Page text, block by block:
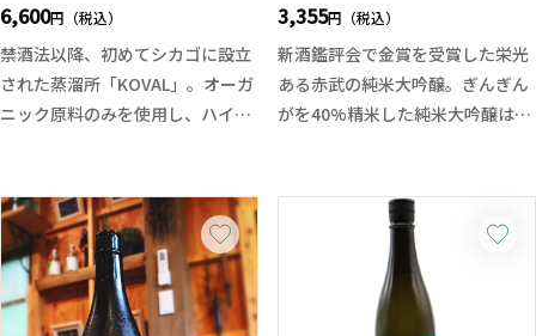
6,600円（税込）
禁酒法以降、初めてシカゴに設立
された蒸溜所「KOVAL」。オーガ
ニック原料のみを使用し、ハイブ
代表作であるドライジンを、ウイ
スキー熟成に使用したアメリカン
ホワイトオーク樽で約6か月以上
熟成。ローズヒップやジュニパ
ー、アンジェリカルートの鮮烈な
3,355円（税込）
新酒鑑評会で金賞を受賞した栄光
ある赤武の純米大吟醸。ぎんぎん
がを40%精米した純米大吟醸は品
そして綺麗な後味と食とも合わせ
やすい酒質に仕上がっています。
盛岡の極寒の時季にて超低温発酵
によりゆっくりと醸したことによ
り、素晴らしい味わいに仕上がっ